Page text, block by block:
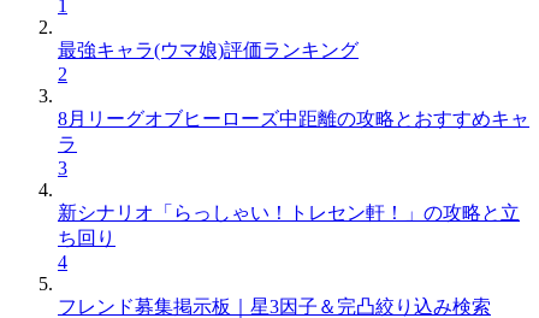
1
最強キャラ(ウマ娘)評価ランキング
2
8月リーグオブヒーローズ中距離の攻略とおすすめキャ
ラ
3
新シナリオ「らっしゃい！トレセン軒！」の攻略と立
ち回り
4
フレンド募集掲示板｜星3因子＆完凸絞り込み検索